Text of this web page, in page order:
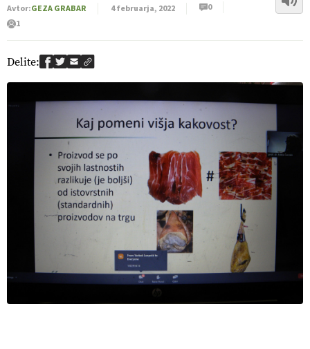
Avtor:GEZA GRABAR 4 februarja, 2022
0
1
Delite: